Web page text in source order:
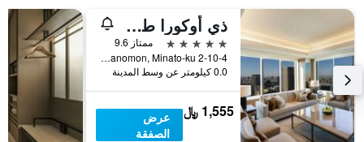
ذي أوكورا طوكيو
5 نجوم
ممتاز 9.6
2-10-4 Toranomon, Minato-ku, طوكيو, اليابان
0.0 كيلومتر عن وسط المدينة
1,555 ﷼
عرض
الصفقة